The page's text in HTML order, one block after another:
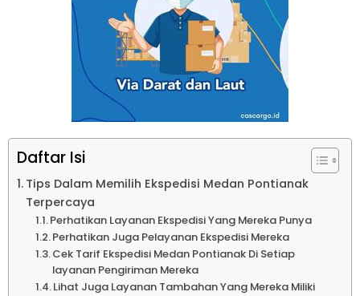
Daftar Isi
Tips Dalam Memilih Ekspedisi Medan Pontianak
Terpercaya
Perhatikan Layanan Ekspedisi Yang Mereka Punya
Perhatikan Juga Pelayanan Ekspedisi Mereka
Cek Tarif Ekspedisi Medan Pontianak Di Setiap
layanan Pengiriman Mereka
Lihat Juga Layanan Tambahan Yang Mereka Miliki